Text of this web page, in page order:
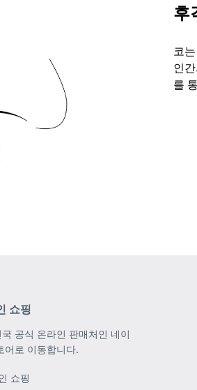
후
코
인
를
쇼핑
공식 온라인 판매처인 네이
어로 이동합니다.
쇼핑